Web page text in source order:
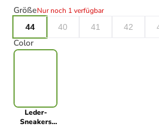
GrößeNur noch 1 verfügbar
44
40 41 42
Color
Leder-
Sneakers